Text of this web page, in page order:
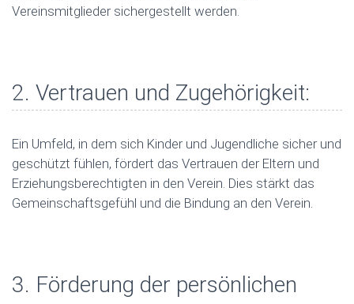
Vereinsmitglieder sichergestellt werden.
2. Vertrauen und Zugehörigkeit:
Ein Umfeld, in dem sich Kinder und Jugendliche sicher und
geschützt fühlen, fördert das Vertrauen der Eltern und
Erziehungsberechtigten in den Verein. Dies stärkt das
Gemeinschaftsgefühl und die Bindung an den Verein.
3. Förderung der persönlichen